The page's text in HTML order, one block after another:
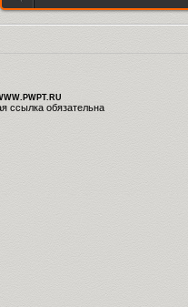
ссылка обязательна